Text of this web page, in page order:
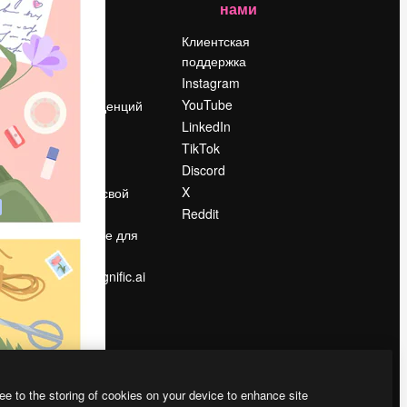
Цены
О нас
Reviews
Поиск тенденций
Блог
События
Slidesgo
Продайте свой
контент
Помещение для
прессы
Ищете magnific.ai
нами
Клиентская
поддержка
Instagram
YouTube
LinkedIn
TikTok
Discord
X
Reddit
to the storing of cookies on your device to enhance site